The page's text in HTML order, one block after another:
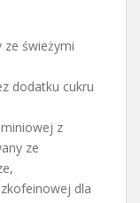
ze świeżymi
dodatku cukru
z
ze
dla